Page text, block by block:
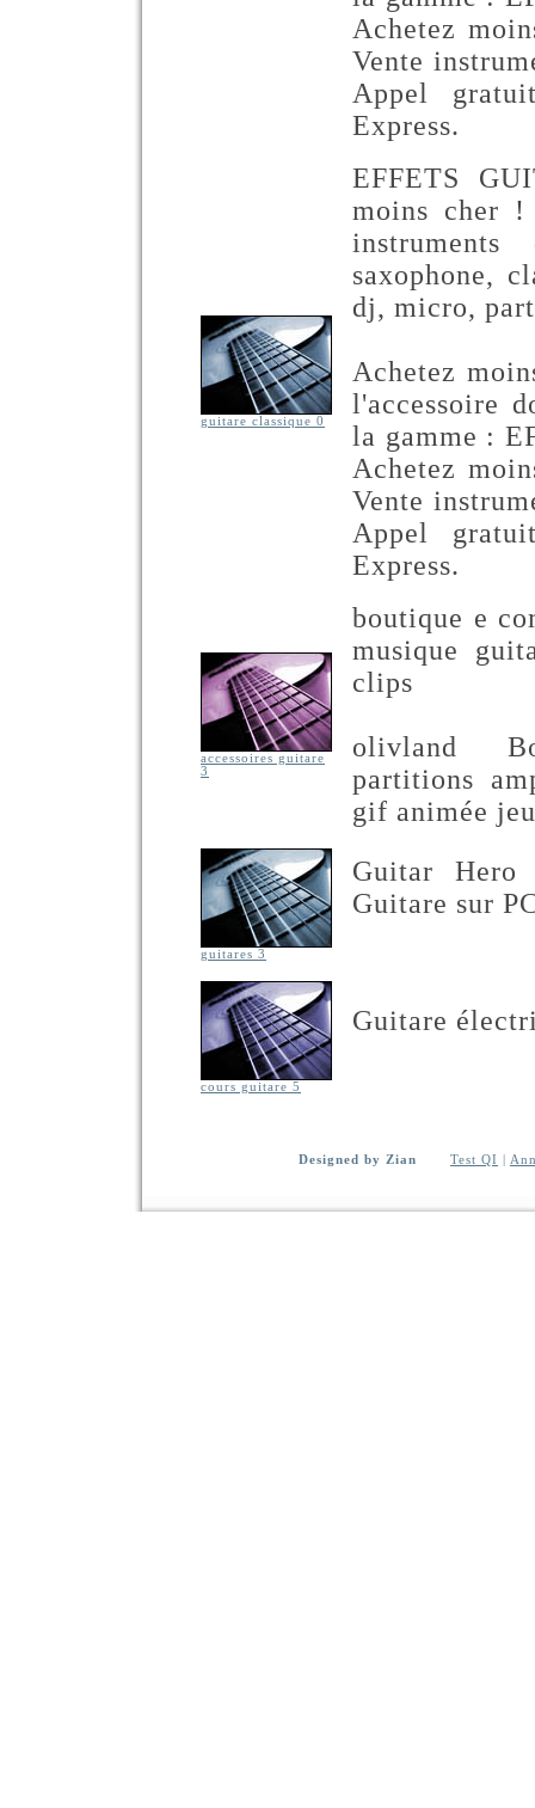
Achetez
Vente
Appel
Express.
guitare classique 0
EFFETS
moins cher !
saxophone,
dj, micro,
Achetez
l'accessoire
la gamme :
Achetez
Vente
Appel
Express.
accessoires guitare
3
boutique e
musique
clips
olivland
partitions
gif animée
guitares 3
Guitar
Guitare sur
cours guitare 5
Guitare
Designed by Zian Test QI